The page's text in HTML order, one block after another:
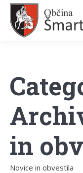
in
Novice in obvestila